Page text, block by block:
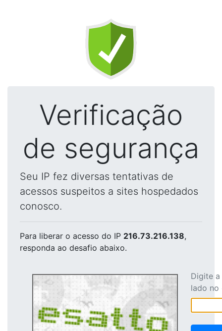
Verificação
de segurança
Seu IP fez diversas tentativas de
acessos suspeitos a sites hospedados
conosco.
Para liberar o acesso do IP 216.73.216.138,
responda ao desafio abaixo.
Digite
lado no